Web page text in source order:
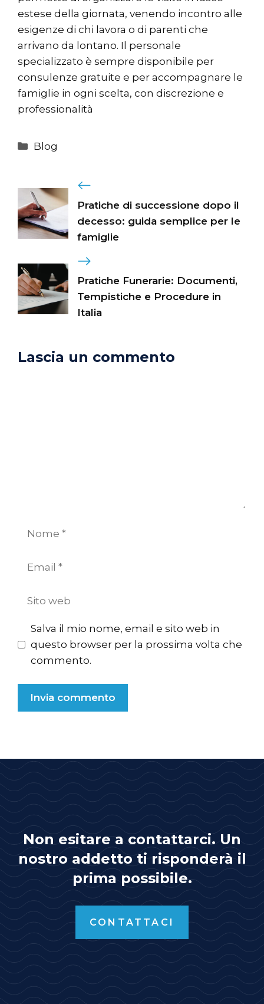
estese della giornata, venendo incontro alle
esigenze di chi lavora o di parenti che
arrivano da lontano. Il personale
specializzato è sempre disponibile per
consulenze gratuite e per accompagnare le
famiglie in ogni scelta, con discrezione e
professionalità
Categorie
Blog
Pratiche di successione dopo il
decesso: guida semplice per le
famiglie
Pratiche Funerarie: Documenti,
Tempistiche e Procedure in
Italia
Lascia un commento
Nome
Email
Sito
Salva il mio nome, email e sito web in
questo browser per la prossima volta che
commento.
Non esitare a contattarci. Un
nostro addetto ti risponderà il
prima possibile.
CONTATTACI